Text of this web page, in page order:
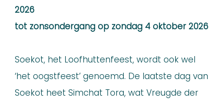
2026
tot zonsondergang op zondag 4 oktober 2026
Soekot, het Loofhuttenfeest, wordt ook wel
‘het oogstfeest’ genoemd. De laatste dag van
Soekot heet Simchat Tora, wat Vreugde der